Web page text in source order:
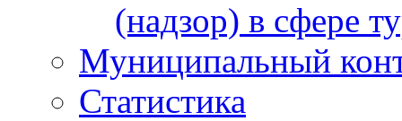
(надзор) в сфере
Муниципальный
Статистика